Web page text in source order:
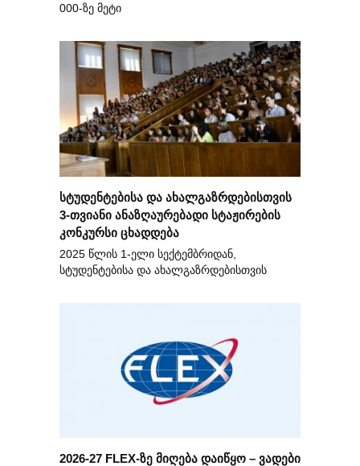
000-ზე მეტი
სტუდენტებისა და ახალგაზრდებისთვის
3-თვიანი ანაზღაურებადი სტაჟირების
კონკურსი ცხადდება
2025 წლის 1-ელი სექტემბრიდან,
სტუდენტებისა და ახალგაზრდებისთვის
2026-27 FLEX-ზე მიღება დაიწყო – ვადები